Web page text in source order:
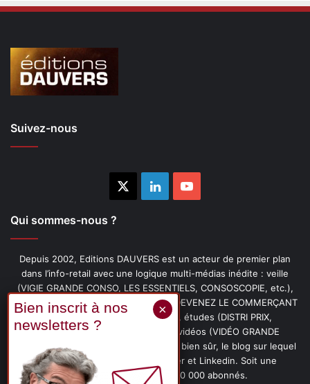
Suivez-nous
LinkedinYouTube
Qui sommes-nous ?
Depuis 2002, Editions DAUVERS est un acteur de premier plan
dans l’info-retail avec une logique multi-médias inédite : veille
(VIGIE GRANDE CONSO, LES ESSENTIELS, CONSOSCOPIE, etc.),
livres (PENSER-CLIENT, IMAGE-PRIX, DEVENEZ LE COMMERÇANT
PRÉFÉRÉ DE VOS CLIENTS, etc.), études (DISTRI PRIX,
PROMOFLASH, DRIVE INSIGHTS), vidéos (VIDÉO GRANDE
CONSO), podcasts (CAFÉ CONSO) et, bien sûr, le blog sur lequel
vous êtes, ainsi que les fils Twitter et Linkedin. Soit une
communauté de plus de 150 000 abonnés.